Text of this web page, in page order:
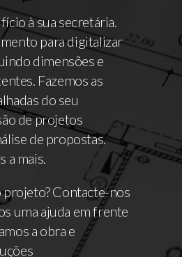
à sua secretária.
para digitalizar
dimensões e
Fazemos as
do seu
de projetos
de propostas.
a mais.
projeto? Contacte-nos
uma ajuda em frente
a obra e